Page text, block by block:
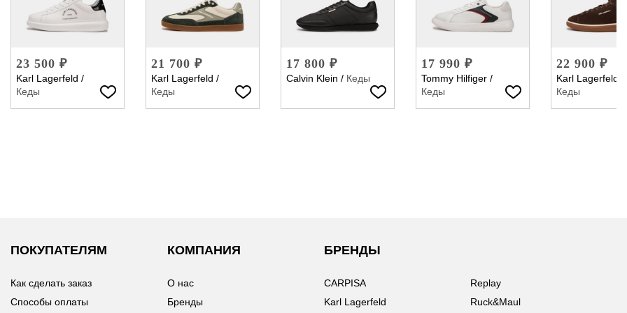
23 500 ₽
Karl Lagerfeld /
Кеды
21 700 ₽
Karl Lagerfeld /
Кеды
17 800 ₽
Calvin Klein / Кеды
17 990 ₽
Tommy Hilfiger /
Кеды
22 900 ₽
Karl Lagerfeld
Кеды
ПОКУПАТЕЛЯМ
Как сделать заказ
Способы оплаты
КОМПАНИЯ
О нас
Бренды
БРЕНДЫ
CARPISA
Karl Lagerfeld
Replay
Ruck&Maul